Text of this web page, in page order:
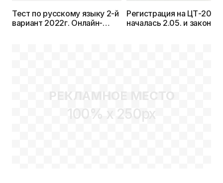
Тест по русскому языку 2-й
вариант 2022г. Онлайн-
Регистрация на ЦТ-2022
началась 2.05. и
РЕКЛАМНОЕ МЕСТО
100% x 250px